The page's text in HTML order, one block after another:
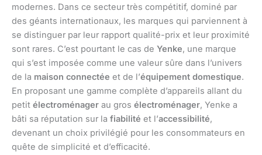
modernes. Dans ce secteur très compétitif, dominé par
des géants internationaux, les marques qui parviennent à
se distinguer par leur rapport qualité-prix et leur proximité
sont rares. C’est pourtant le cas de Yenke, une marque
qui s’est imposée comme une valeur sûre dans l’univers
de la maison connectée et de l’équipement domestique.
En proposant une gamme complète d’appareils allant du
petit électroménager au gros électroménager, Yenke a
bâti sa réputation sur la fiabilité et l’accessibilité,
devenant un choix privilégié pour les consommateurs en
quête de simplicité et d’efficacité.